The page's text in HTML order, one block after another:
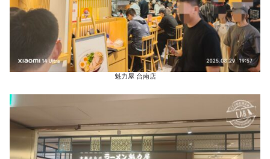
魁力屋 台南店